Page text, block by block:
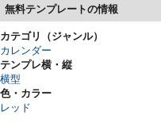
無料テンプレートの情報
カテゴリ（ジャンル）
カレンダー
テンプレ横・縦
横型
色・カラー
レッド